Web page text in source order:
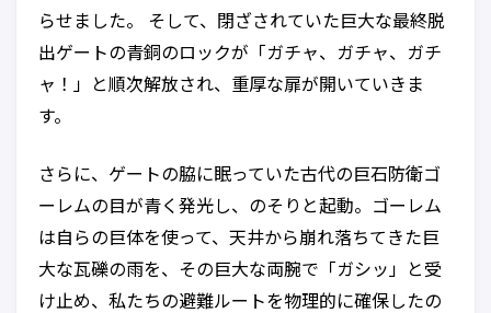
らせました。 そして、閉ざされていた巨大な最終脱
出ゲートの青銅のロックが「ガチャ、ガチャ、ガチ
ャ！」と順次解放され、重厚な扉が開いていきま
す。
さらに、ゲートの脇に眠っていた古代の巨石防衛ゴ
ーレムの目が青く発光し、のそりと起動。ゴーレム
は自らの巨体を使って、天井から崩れ落ちてきた巨
大な瓦礫の雨を、その巨大な両腕で「ガシッ」と受
け止め、私たちの避難ルートを物理的に確保したの